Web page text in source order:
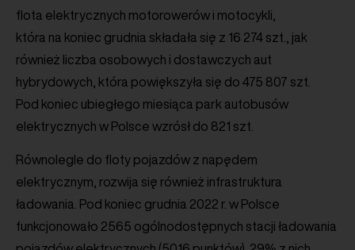
flota elektrycznych motorowerów i motocykli,
która na koniec grudnia składała się z 16 274 szt., jak
również liczba osobowych i dostawczych aut
hybrydowych, która powiększyła się do 475 807 szt.
Pod koniec ubiegłego miesiąca park autobusów
elektrycznych w Polsce wzrósł do 821 szt.
Równolegle do floty pojazdów z napędem
elektrycznym, rozwija się również infrastruktura
ładowania. Pod koniec grudnia 2022 r. w Polsce
funkcjonowało 2565 ogólnodostępnych stacji ładowania